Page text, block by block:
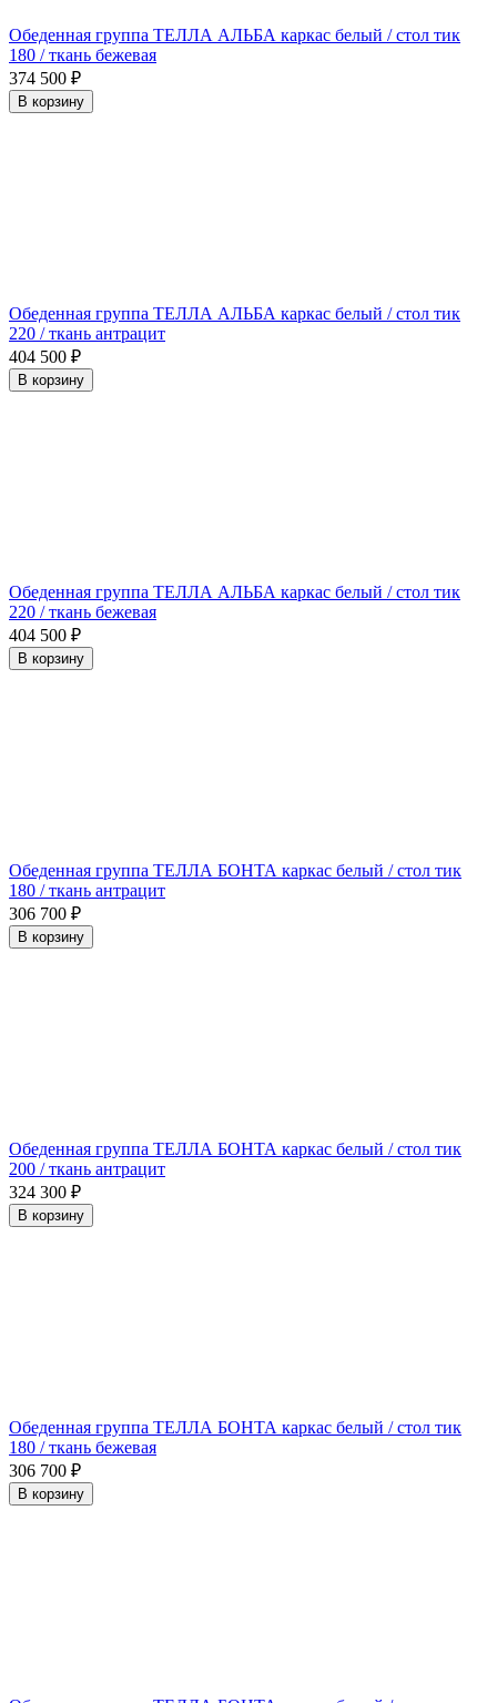
Обеденная группа ТЕЛЛА АЛЬБА каркас белый / стол тик
180 / ткань бежевая
374 500 ₽
В корзину
Обеденная группа ТЕЛЛА АЛЬБА каркас белый / стол тик
220 / ткань антрацит
404 500 ₽
В корзину
Обеденная группа ТЕЛЛА АЛЬБА каркас белый / стол тик
220 / ткань бежевая
404 500 ₽
В корзину
Обеденная группа ТЕЛЛА БОНТА каркас белый / стол тик
180 / ткань антрацит
306 700 ₽
В корзину
Обеденная группа ТЕЛЛА БОНТА каркас белый / стол тик
200 / ткань антрацит
324 300 ₽
В корзину
Обеденная группа ТЕЛЛА БОНТА каркас белый / стол тик
180 / ткань бежевая
306 700 ₽
В корзину